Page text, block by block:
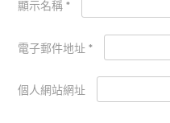
顯示名稱 *
電子郵件地址 *
個人網站網址